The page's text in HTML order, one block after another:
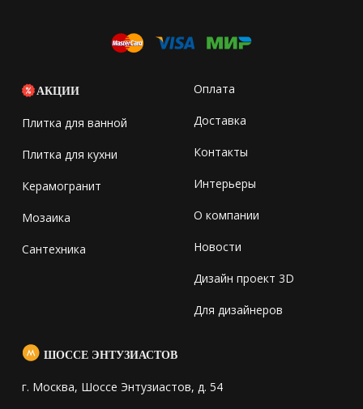
АКЦИИ
Плитка для ванной
Плитка для кухни
Керамогранит
Мозаика
Сантехника
Оплата
Доставка
Контакты
Интерьеры
О компании
Новости
Дизайн проект 3D
Для дизайнеров
ШОССЕ ЭНТУЗИАСТОВ
г. Москва, Шоссе Энтузиастов, д. 54